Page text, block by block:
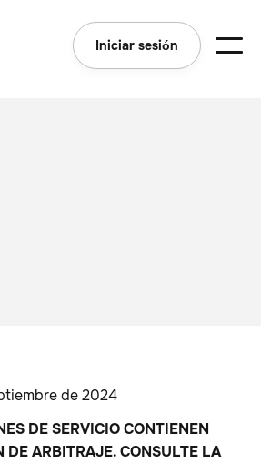
Iniciar sesión
de 2024
DE SERVICIO CONTIENEN
DE ARBITRAJE. CONSULTE LA